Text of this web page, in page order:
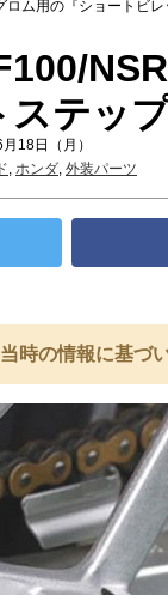
ム用の『ショートビ
ステッ
18日（月）
, ホンダ, 外装パーツ
時の情報に基づ